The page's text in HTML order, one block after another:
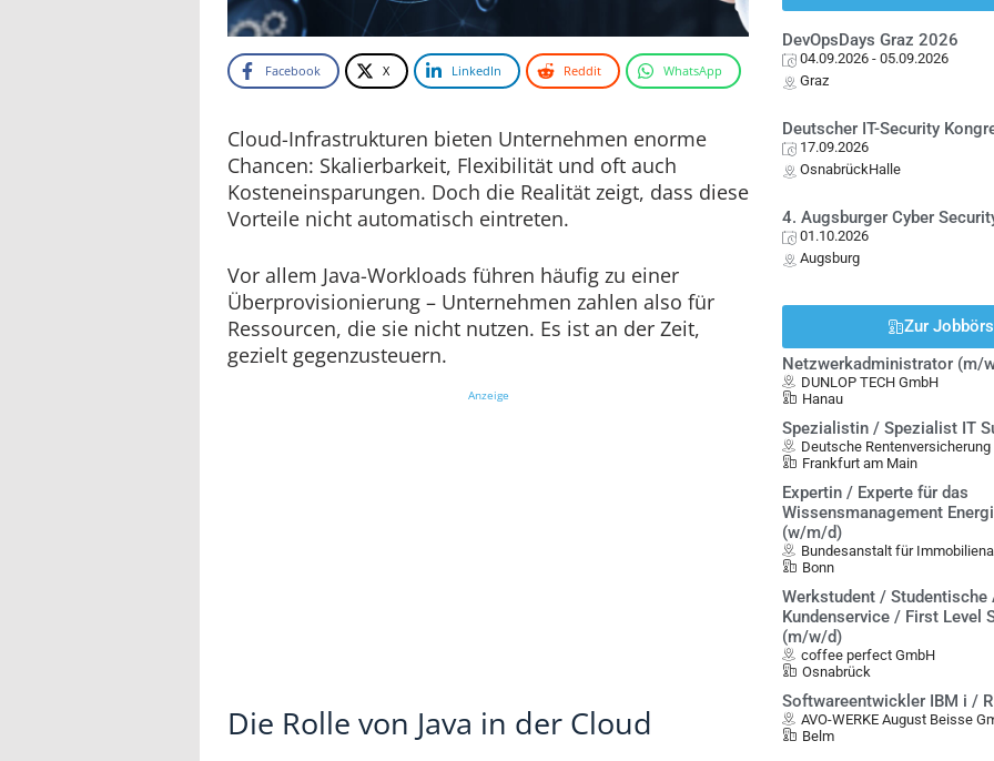
Facebook X LinkedIn Reddit WhatsApp
Cloud-Infrastrukturen bieten Unternehmen enorme
Chancen: Skalierbarkeit, Flexibilität und oft auch
Kosteneinsparungen. Doch die Realität zeigt, dass diese
Vorteile nicht automatisch eintreten.
Vor allem Java-Workloads führen häufig zu einer
Überprovisionierung – Unternehmen zahlen also für
Ressourcen, die sie nicht nutzen. Es ist an der Zeit,
gezielt gegenzusteuern.
Anzeige
Die Rolle von Java in der Cloud
DevOpsDays Graz 2026
04.09.2026 - 05.09.2026
Graz
Deutscher IT-Security
17.09.2026
OsnabrückHalle
4. Augsburger Cyber
01.10.2026
Augsburg
Zur
Netzwerkadministrator (m/
DUNLOP TECH GmbH
Hanau
Spezialistin / Spezialist IT
Deutsche
Frankfurt am Main
Expertin / Experte für das
Wissensmanagement
(w/m/d)
Bundesanstalt für
Bonn
Werkstudent /
Kundenservice / First Level
(m/w/d)
coffee perfect GmbH
Osnabrück
Softwareentwickler IBM i /
AVO-WERKE August Beisse
Belm